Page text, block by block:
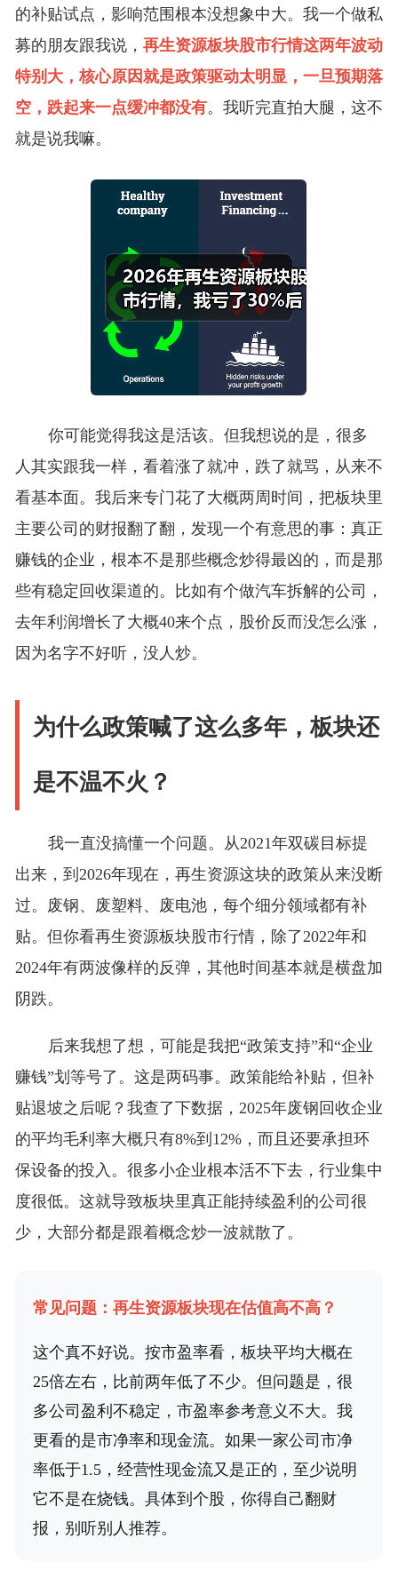
的补贴试点，影响范围根本没想象中大。我一个做私
募的朋友跟我说， 再生资源板块股市行情这两年波动
特别大，核心原因就是政策驱动太明显，一旦预期落
空，跌起来一点缓冲都没有。我听完直拍大腿，这不
就是说我嘛。
你可能觉得我这是活该。但我想说的是，很多
人其实跟我一样，看着涨了就冲，跌了就骂，从来不
看基本面。我后来专门花了大概两周时间，把板块里
主要公司的财报翻了翻，发现一个有意思的事：真正
赚钱的企业，根本不是那些概念炒得最凶的，而是那
些有稳定回收渠道的。比如有个做汽车拆解的公司，
去年利润增长了大概40来个点，股价反而没怎么涨，
因为名字不好听，没人炒。
为什么政策喊了这么多年，板块还
是不温不火？
我一直没搞懂一个问题。从2021年双碳目标提
出来，到2026年现在，再生资源这块的政策从来没断
过。废钢、废塑料、废电池，每个细分领域都有补
贴。但你看再生资源板块股市行情，除了2022年和
2024年有两波像样的反弹，其他时间基本就是横盘加
阴跌。
后来我想了想，可能是我把“政策支持”和“企业
赚钱”划等号了。这是两码事。政策能给补贴，但补
贴退坡之后呢？我查了下数据，2025年废钢回收企业
的平均毛利率大概只有8%到12%，而且还要承担环
保设备的投入。很多小企业根本活不下去，行业集中
度很低。这就导致板块里真正能持续盈利的公司很
少，大部分都是跟着概念炒一波就散了。
常见问题：再生资源板块现在估值高不高？
这个真不好说。按市盈率看，板块平均大概在
25倍左右，比前两年低了不少。但问题是，很
多公司盈利不稳定，市盈率参考意义不大。我
更看的是市净率和现金流。如果一家公司市净
率低于1.5，经营性现金流又是正的，至少说明
它不是在烧钱。具体到个股，你得自己翻财
报，别听别人推荐。